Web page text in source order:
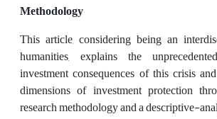
Methodology
This article, considering being an
humanities, explains the
investment consequences of this crisis
dimensions of investment protection
research methodology and a descriptive-